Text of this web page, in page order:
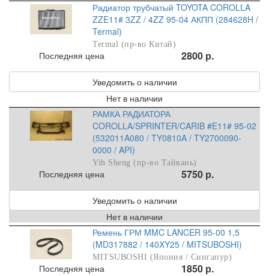
Радиатор трубчатый TOYOTA COROLLA
ZZE11# 3ZZ / 4ZZ 95-04 АКПП (284628H /
Termal)
Termal (пр-во Китай)
Последняя цена 2800 р.
Уведомить о наличии
Нет в наличии
РАМКА РАДИАТОРА
COROLLA/SPRINTER/CARIB #E11# 95-02
(532011A080 / TY0810A / TY2700090-
0000 / API)
Yih Sheng (пр-во Тайвань)
Последняя цена 5750 р.
Уведомить о наличии
Нет в наличии
Ремень ГРМ MMC LANCER 95-00 1,5
(MD317882 / 140XY25 / MITSUBOSHI)
MITSUBOSHI (Япония / Сингапур)
Последняя цена 1850 р.